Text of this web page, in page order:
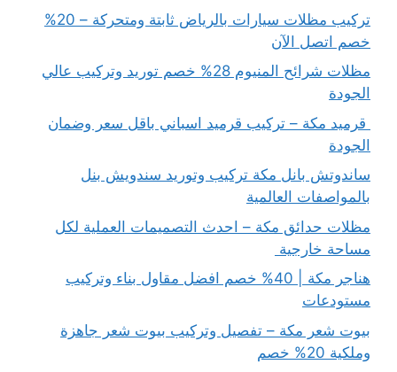
تركيب مظلات سيارات بالرياض ثابتة ومتحركة – 20%
خصم اتصل الآن
مظلات شرائح المنيوم 28% خصم توريد وتركيب عالي
الجودة
قرميد مكة – تركيب قرميد اسباني باقل سعر وضمان
الجودة
ساندوتش بانل مكة تركيب وتوريد سندويش بنل
بالمواصفات العالمية
مظلات حدائق مكة – احدث التصميمات العملية لكل
مساحة خارجية
هناجر مكة | 40% خصم افضل مقاول بناء وتركيب
مستودعات
بيوت شعر مكة – تفصيل وتركيب بيوت شعر جاهزة
وملكية 20% خصم